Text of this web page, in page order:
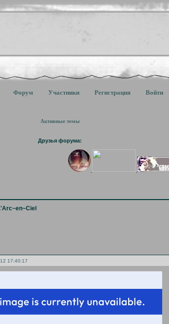
Форум Участники Регистрация Войти
Активные темы
Друзья форума:
17:40:17